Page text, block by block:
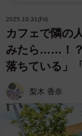
2025.10.31(Fri)
カフェで隣の
みたら……！
落ちている」
梨木 香奈